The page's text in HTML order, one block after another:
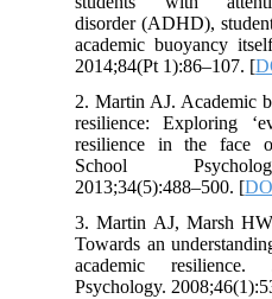
disorder (ADHD),
academic buoyancy
2014;84(Pt 1):86–107. [
2. Martin AJ. Academic
resilience: Exploring
resilience in the face
School
2013;34(5):488–500. [
3. Martin AJ, Marsh
Towards an
academic
Psychology.